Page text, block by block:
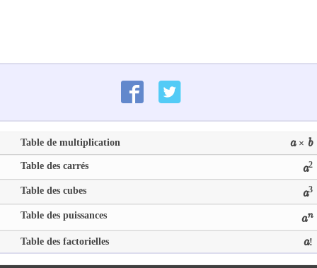
Table de multiplication a× b
Table des carrés a2
Table des cubes a3
Table des puissances an
Table des factorielles a!